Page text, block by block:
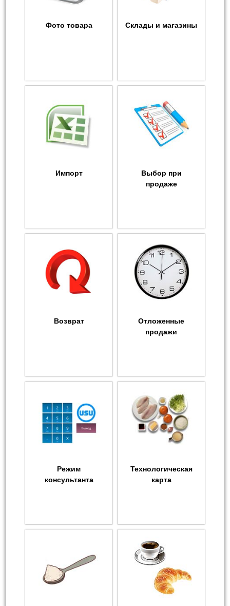
Фото товара Склады и магазины
Импорт
Выбор при
продаже
Возврат
Отложенные
продажи
Режим
консультанта
Технологическая
карта